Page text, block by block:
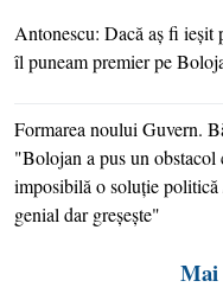
Antonescu: Dacă aş fi ieşit
îl puneam premier pe
Formarea noului Guvern.
"Bolojan a pus un obstacol
imposibilă o soluţie politică
genial dar greşeşte"
Mai